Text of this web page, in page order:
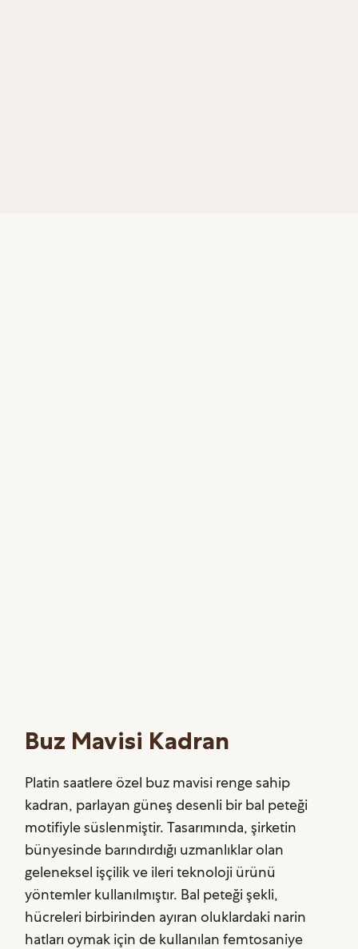
Buz Mavisi Kadran
Platin saatlere özel buz mavisi renge sahip
kadran, parlayan güneş desenli bir bal peteği
motifiyle süslenmiştir. Tasarımında, şirketin
bünyesinde barındırdığı uzmanlıklar olan
geleneksel işçilik ve ileri teknoloji ürünü
yöntemler kullanılmıştır. Bal peteği şekli,
hücreleri birbirinden ayıran oluklardaki narin
hatları oymak için de kullanılan femtosaniye